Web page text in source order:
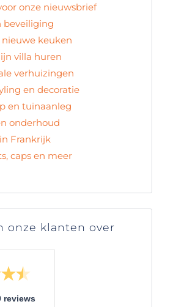
onze nieuwsbrief
beveiliging
nieuwe keuken
villa huren
verhuizingen
en decoratie
en tuinaanleg
onderhoud
Frankrijk
caps en meer
onze klanten over
reviews